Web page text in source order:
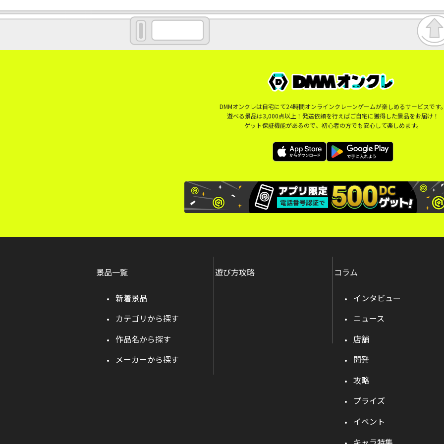
DMMオンクレは自宅にて24時間オンラインクレーンゲームが楽しめるサービスです
遊べる景品は3,000点以上！発送依頼を行えばご自宅に獲得した景品をお届け！
ゲット保証機能があるので、初心者の方でも安心して楽しめます。
景品一覧
新着景品
カテゴリから探す
作品名から探す
メーカーから探す
遊び方攻略 コラム
インタビュー
ニュース
店舗
開発
攻略
プライズ
イベント